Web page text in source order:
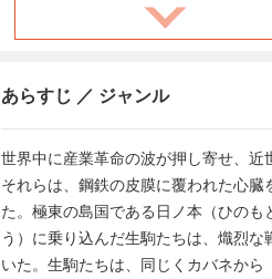
あらすじ ／ ジャンル
世界中に産業革命の波が押し寄せ、
それらは、鋼鉄の皮膜に覆われた心
た。極東の島国である日ノ本（ひの
う）に乗り込んだ生駒たちは、熾烈
いた。生駒たちは、同じくカバネか